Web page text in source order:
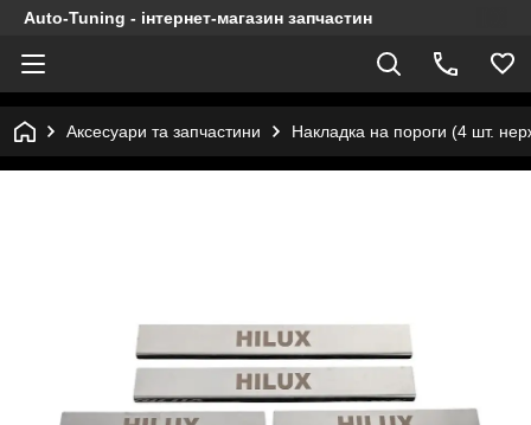
Auto-Tuning - інтернет-магазин запчастин
Аксесуари та запчастини Накладка на пороги (4 шт.